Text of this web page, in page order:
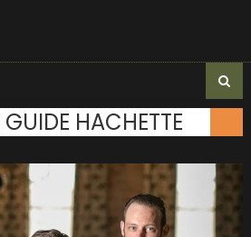
GUIDE HACHETTE